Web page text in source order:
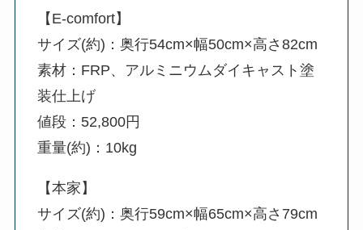
【‎E-comfort】
サイズ(約)：奥行54cm×幅50cm×高さ82cm
素材：FRP、アルミニウムダイキャスト塗
装仕上げ
値段：52,800円
重量(約)：‎10kg
【本家】
サイズ(約)：奥行59cm×幅65cm×高さ79cm